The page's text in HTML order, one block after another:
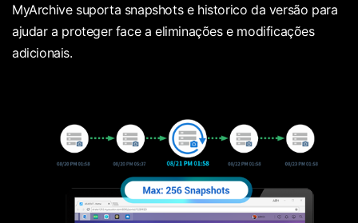
MyArchive suporta snapshots e historico da versão para
ajudar a proteger face a eliminações e modificações
adicionais.